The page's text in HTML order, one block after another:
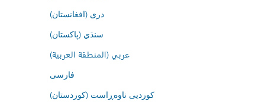
درى (افغانستان)
سنڌي (پاکستان)
عربي (المنطقة العربية)
فارسى
کوردیی ناوەڕاست (کوردستان)